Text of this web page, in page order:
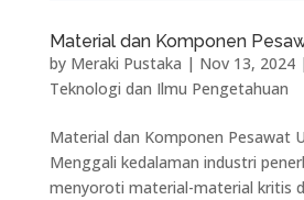
Material dan Komponen
by Meraki Pustaka | Nov 13, 2024|
Teknologi dan Ilmu Pengetahuan
Material dan Komponen Pesawat
Menggali kedalaman industri
menyoroti material-material kritis